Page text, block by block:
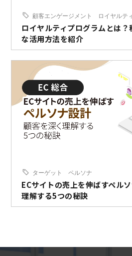
顧客エンゲージメント ロイヤルテ
ロイヤルティプログラムとは
な活用方法を紹介
ターゲット ペルソナ
ECサイトの売上を伸ばすペル
理解する5つの秘訣